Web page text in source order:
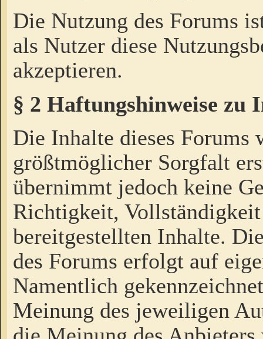
Die Nutzung des Forums
als Nutzer diese
akzeptieren.
§ 2 Haftungshinweise zu
Die Inhalte dieses Forums
größtmöglicher Sorgfalt
übernimmt jedoch keine
Richtigkeit,
bereitgestellten Inhalte.
des Forums erfolgt auf
Namentlich
Meinung des jeweiligen